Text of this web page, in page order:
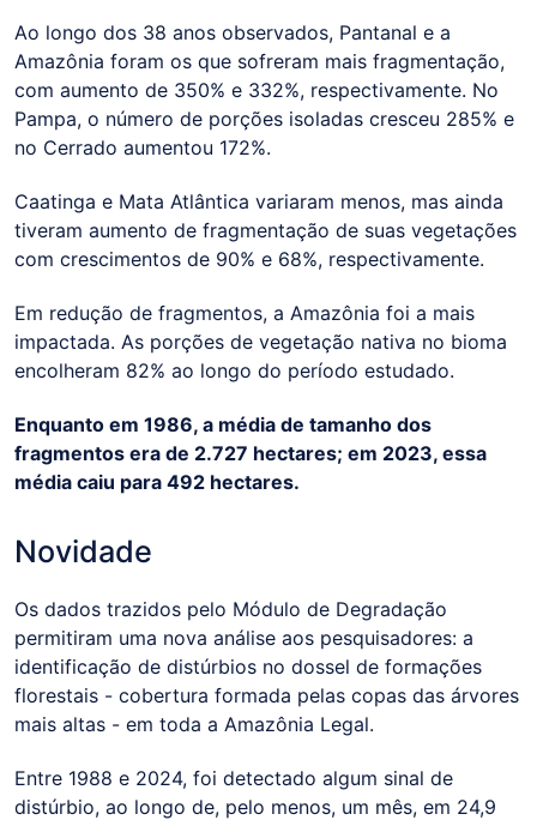
Ao longo dos 38 anos observados, Pantanal e a
Amazônia foram os que sofreram mais fragmentação,
com aumento de 350% e 332%, respectivamente. No
Pampa, o número de porções isoladas cresceu 285% e
no Cerrado aumentou 172%.
Caatinga e Mata Atlântica variaram menos, mas ainda
tiveram aumento de fragmentação de suas vegetações
com crescimentos de 90% e 68%, respectivamente.
Em redução de fragmentos, a Amazônia foi a mais
impactada. As porções de vegetação nativa no bioma
encolheram 82% ao longo do período estudado.
Enquanto em 1986, a média de tamanho dos
fragmentos era de 2.727 hectares; em 2023, essa
média caiu para 492 hectares.
Novidade
Os dados trazidos pelo Módulo de Degradação
permitiram uma nova análise aos pesquisadores: a
identificação de distúrbios no dossel de formações
florestais - cobertura formada pelas copas das árvores
mais altas - em toda a Amazônia Legal.
Entre 1988 e 2024, foi detectado algum sinal de
distúrbio, ao longo de, pelo menos, um mês, em 24,9